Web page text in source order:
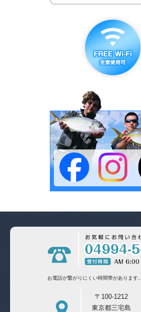
お電話が繋がりにくい時間帯があります。
〒100-1212
東京都三宅島